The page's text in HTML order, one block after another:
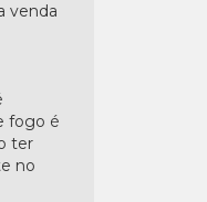
venda
fogo é
ter
no